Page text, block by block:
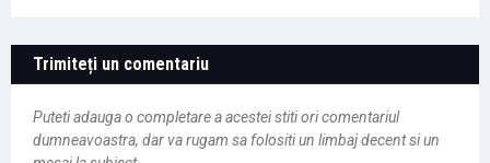
Trimiteți un comentariu
Puteti adauga o completare a acestei stiti ori comentariul
dumneavoastra, dar va rugam sa folositi un limbaj decent si un